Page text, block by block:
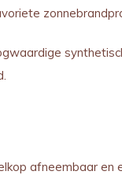
afneembaar